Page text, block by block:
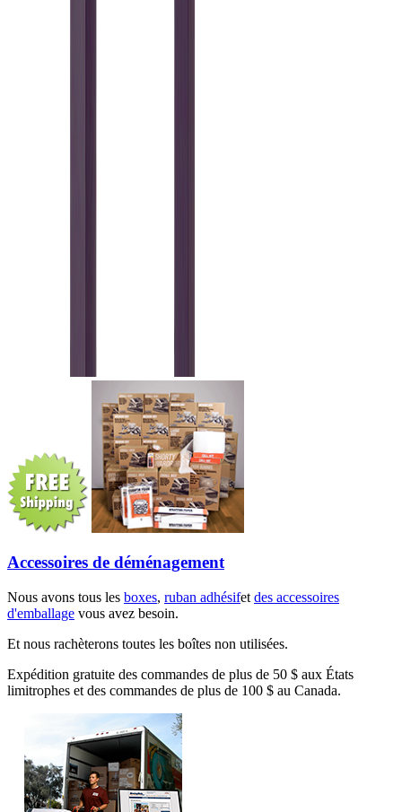
Accessoires de déménagement
Nous avons tous les boxes, ruban adhésifet des accessoires
d'emballage vous avez besoin.
Et nous rachèterons toutes les boîtes non utilisées.
Expédition gratuite des commandes de plus de 50 $ aux États
limitrophes et des commandes de plus de 100 $ au Canada.